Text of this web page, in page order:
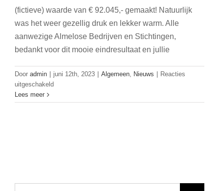
(fictieve) waarde van € 92.045,- gemaakt! Natuurlijk
was het weer gezellig druk en lekker warm. Alle
aanwezige Almelose Bedrijven en Stichtingen,
bedankt voor dit mooie eindresultaat en jullie
Door admin juni 12th, 2023 Algemeen, Nieuws
Reacties
uitgeschakeldvoor
Slingerbeurs
Lees meer